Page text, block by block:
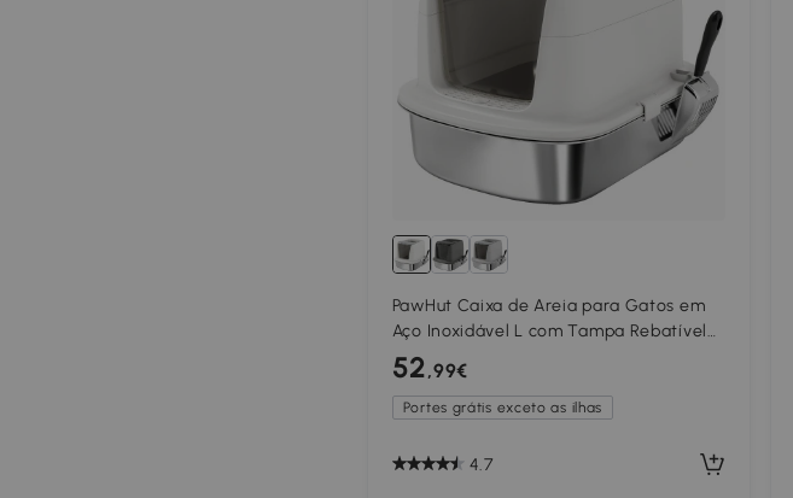
PawHut Caixa de Areia para Gatos em
Aço Inoxidável L com Tampa Rebatível
Pá Metálica Saco Desodorizante Fácil de
Limpar Branco
52,99€
Portes grátis exceto as ilhas
4.7